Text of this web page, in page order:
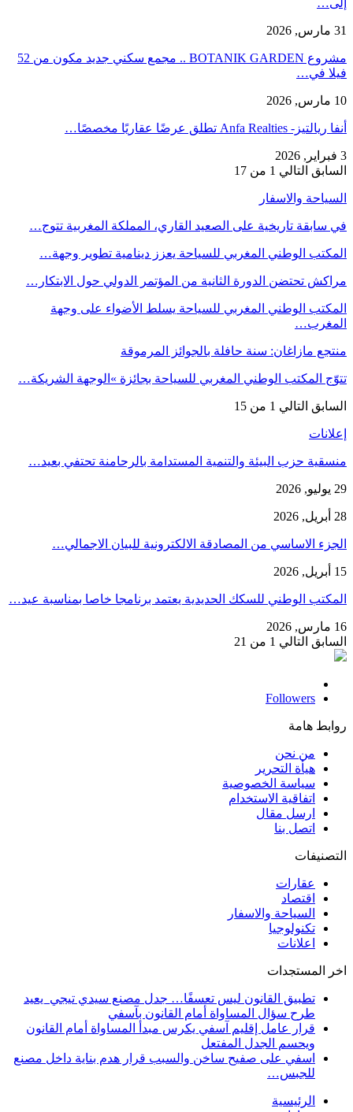
31 مارس, 2026
مشروع BOTANIK GARDEN .. مجمع سكني جديد مكون من 52
فيلا في…
10 مارس, 2026
أنفا ريالتيز- Anfa Realties تطلق عرضًا عقاريًا مخصصًا…
3 فبراير, 2026
السابق التالي 1 من 17
السياحة والاسفار
في سابقة تاريخية على الصعيد القاري، المملكة المغربية تتوج…
المكتب الوطني المغربي للسياحة يعزز دينامية تطوير وجهة…
مراكش تحتضن الدورة الثانية من المؤتمر الدولي حول الابتكار…
المكتب الوطني المغربي للسياحة يسلط الأضواء على وجهة
المغرب…
منتجع مازاغان: سنة حافلة بالجوائز المرموقة
تتوّج المكتب الوطني المغربي للسياحة بجائزة »الوجهة الشريكة…
السابق التالي 1 من 15
إعلانات
منسقية حزب البيئة والتنمية المستدامة بالرحامنة تحتفي بعيد…
29 يوليو, 2026
28 أبريل, 2026
الجزء الاساسي من المصادقة الالكترونية للبيان الاجمالي…
15 أبريل, 2026
المكتب الوطني للسكك الحديدية يعتمد برنامجا خاصا بمناسبة عيد…
16 مارس, 2026
السابق التالي 1 من 21
Followers
روابط هامة
من نحن
هيأة التحرير
سياسة الخصوصية
اتفاقية الاستخدام
ارسل مقال
اتصل بنا
التصنيفات
عقارات
اقتصاد
السياحة والاسفار
تكنولوجيا
اعلانات
اخر المستجدات
تطبيق القانون ليس تعسفًا… جدل مصنع سيدي تيجي يعيد
طرح سؤال المساواة أمام القانون بآسفي
قرار عامل إقليم آسفي يكرس مبدأ المساواة أمام القانون
ويحسم الجدل المفتعل
اسفي على صفيح ساخن والسبب قرار هدم بناية داخل مصنع
للجبس…
الرئيسية